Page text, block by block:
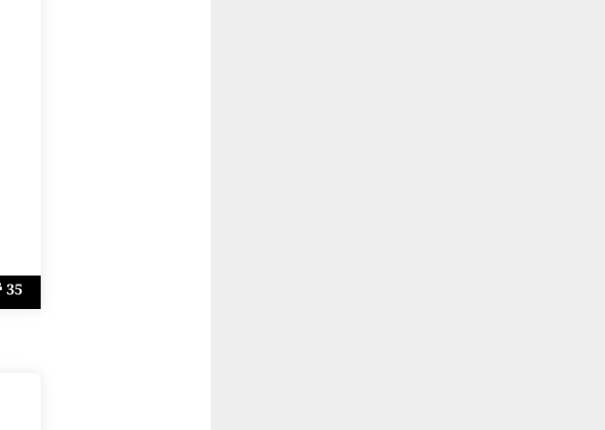
35